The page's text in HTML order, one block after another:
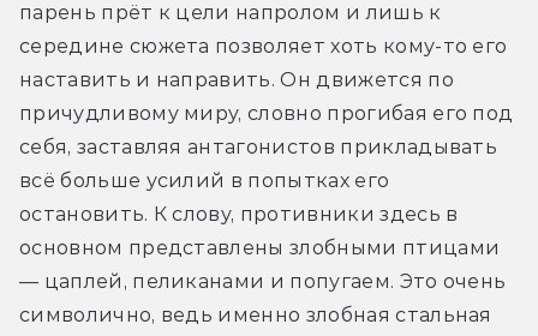
парень прёт к цели напролом и лишь к
середине сюжета позволяет хоть кому-то его
наставить и направить. Он движется по
причудливому миру, словно прогибая его под
себя, заставляя антагонистов прикладывать
всё больше усилий в попытках его
остановить. К слову, противники здесь в
основном представлены злобными птицами
— цаплей, пеликанами и попугаем. Это очень
символично, ведь именно злобная стальная